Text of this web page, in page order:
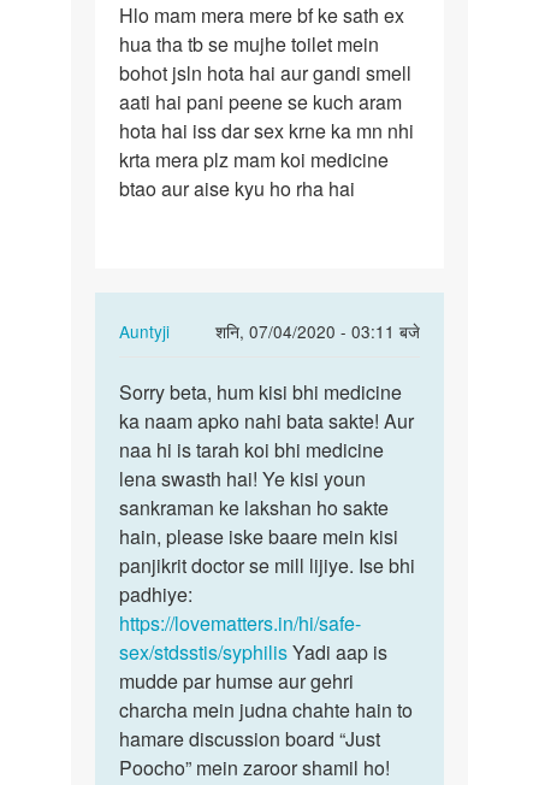
Hlo
mam
mera
mere
bf
ke…
Hlo mam mera mere bf ke sath ex
hua tha tb se mujhe toilet mein
bohot jsln hota hai aur gandi smell
aati hai pani peene se kuch aram
hota hai iss dar sex krne ka mn nhi
krta mera plz mam koi medicine
btao aur aise kyu ho rha hai
Auntyji
शनि, 07/04/2020 - 03:11 बजे
In
to
Hlo
mam
mera
mere
bf
ke…
by
Anjali
Sorry
beta,
hum
kisi
bhi…
Sorry beta, hum kisi bhi medicine
ka naam apko nahi bata sakte! Aur
naa hi is tarah koi bhi medicine
lena swasth hai! Ye kisi youn
sankraman ke lakshan ho sakte
hain, please iske baare mein kisi
panjikrit doctor se mill lijiye. Ise bhi
padhiye:
https://lovematters.in/hi/safe-
sex/stdsstis/syphilisYadi aap is
mudde par humse aur gehri
charcha mein judna chahte hain to
hamare discussion board “Just
Poocho” mein zaroor shamil ho!